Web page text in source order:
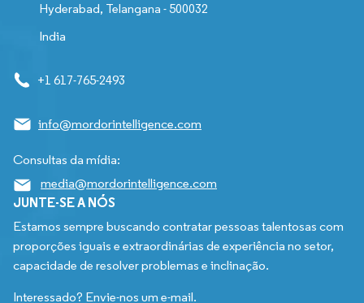
Hyderabad, Telangana - 500032
India
+1 617-765-2493
info@mordorintelligence.com
Consultas da mídia:
media@mordorintelligence.com
JUNTE-SE A NÓS
Estamos sempre buscando contratar pessoas talentosas com
proporções iguais e extraordinárias de experiência no setor,
capacidade de resolver problemas e inclinação.
Interessado? Envie-nos um e-mail.